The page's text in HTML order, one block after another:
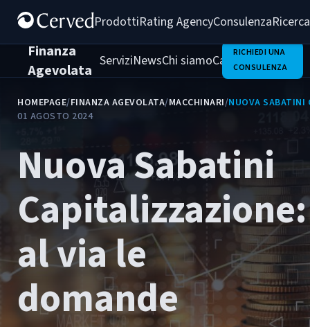
ProdottiRating AgencyConsulenza
Finanza
Agevolata
ServiziNewsChi siamoCasi di successo
RICHIEDI UNA
CONSULENZA
HOMEPAGE/FINANZA AGEVOLATA/MACCHINARI/NUOVA SABATINI
01 AGOSTO 2024
Nuova Sabatini
Capitalizzazione:
al via le
domande